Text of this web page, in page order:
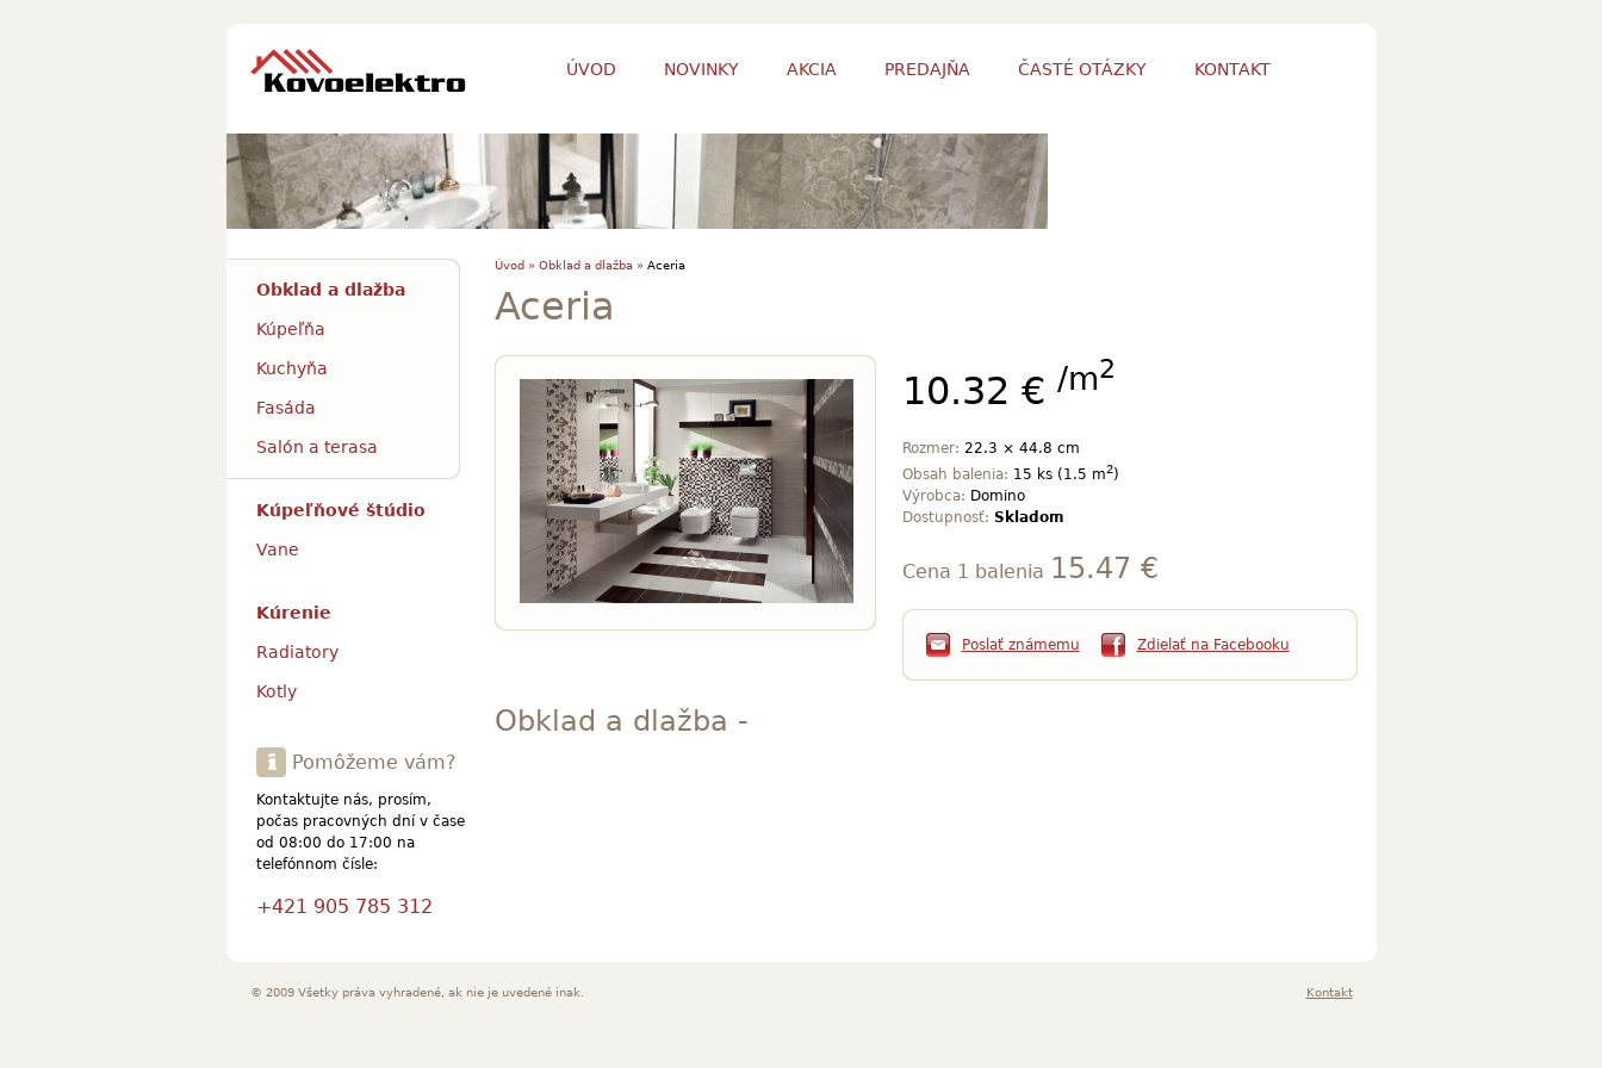
ÚVOD NOVINKY AKCIA PREDAJŇA ČASTÉ OTÁZKY KONTAKT
Úvod » Obklad a dlažba »Aceria
Aceria
10.32 € /m2
Rozmer: 22.3 × 44.8 cm
Obsah balenia: 15 ks (1.5 m2)
Výrobca: Domino
Dostupnosť: Skladom
Cena 1 balenia 15.47 €
Poslať známemu Zdielať na Facebooku
Obklad a dlažba -
Obklad a dlažba
Kúpeľňa
Kuchyňa
Fasáda
Salón a terasa
Kúpeľňové štúdio
Vane
Kúrenie
Radiatory
Kotly
Pomôžeme vám?
Kontaktujte nás, prosím,
počas pracovných dní v čase
od 08:00 do 17:00 na
telefónnom čísle:
+421 905 785 312
© 2009 Všetky práva vyhradené, ak nie je uvedené inak. Kontakt